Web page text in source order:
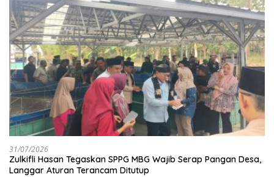
31/07/2026
Zulkifli Hasan Tegaskan SPPG MBG Wajib Serap Pangan Desa,
Langgar Aturan Terancam Ditutup